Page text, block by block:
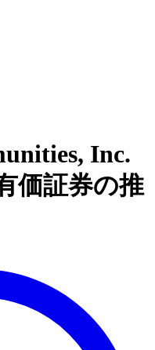
Inc.
価証券の推